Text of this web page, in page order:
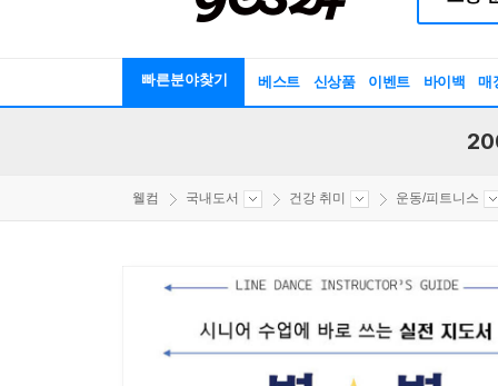
빠른분야찾기 베스트 신상품 이벤트 바이백 매
웰컴 국내도서 건강 취미 운동/피트니스